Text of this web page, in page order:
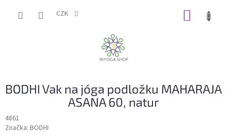
CZK
BODHI Vak na jóga podložku MAHARAJA
ASANA 60, natur
4861
Značka: BODHI